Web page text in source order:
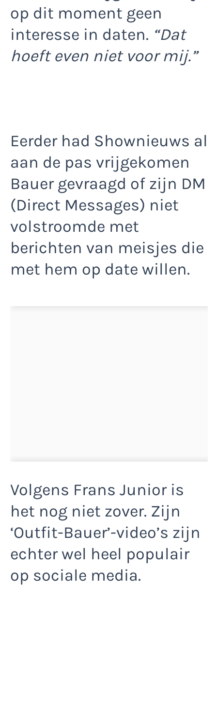
op dit moment geen
interesse in daten. “Dat
hoeft even niet voor mij.”
Eerder had Shownieuws al
aan de pas vrijgekomen
Bauer gevraagd of zijn DM
(Direct Messages) niet
volstroomde met
berichten van meisjes die
met hem op date willen.
Volgens Frans Junior is
het nog niet zover. Zijn
‘Outfit-Bauer’-video’s zijn
echter wel heel populair
op sociale media.